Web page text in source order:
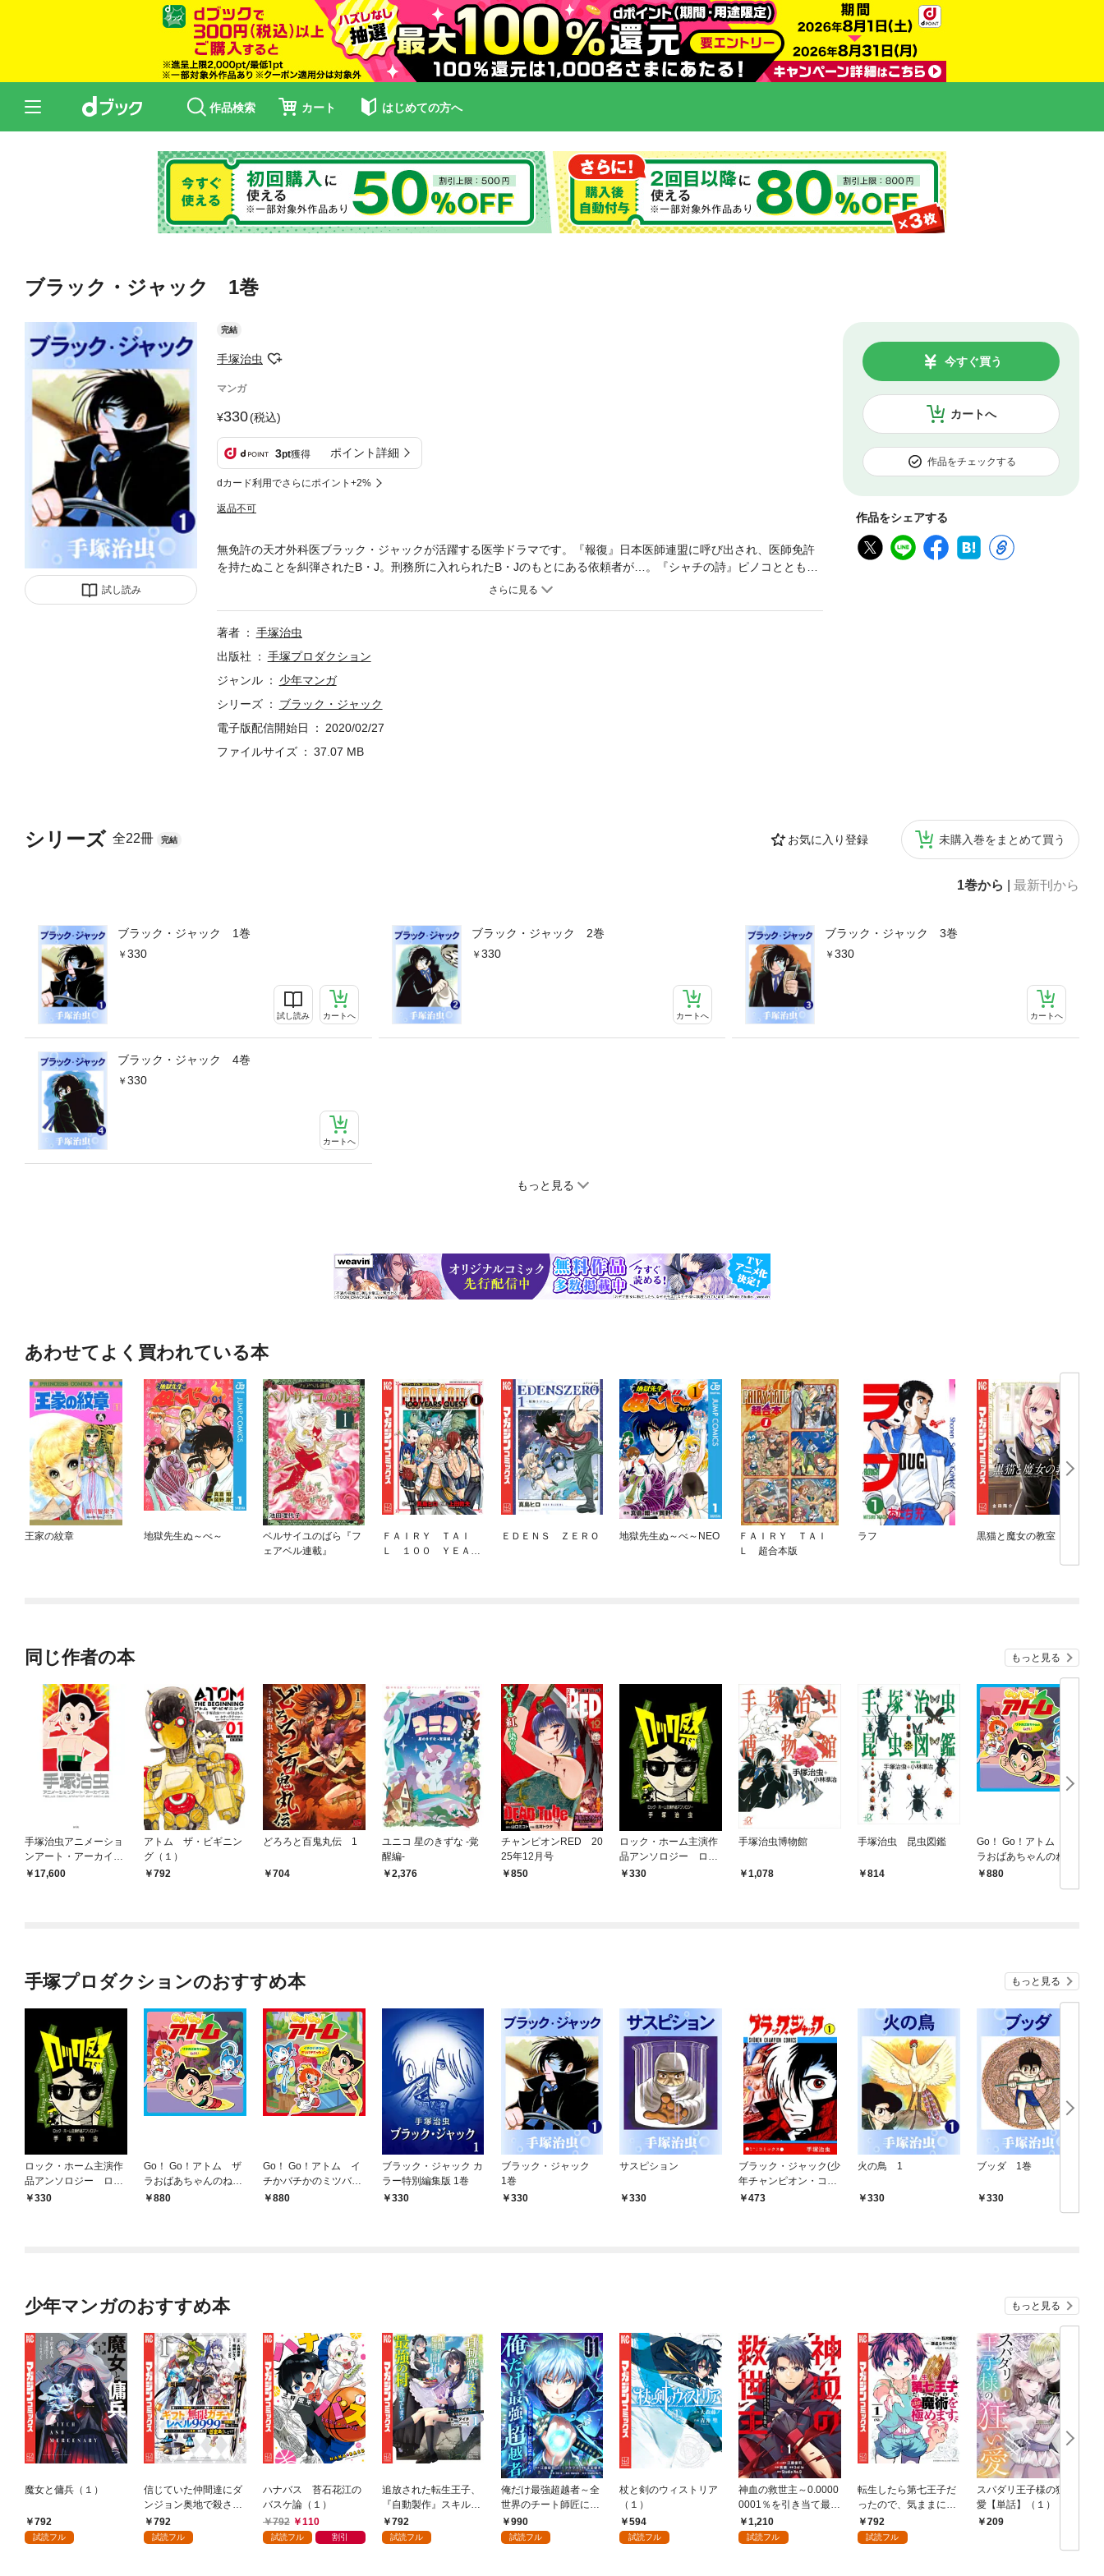
作品検索 カート はじめての方へ
ブラック・ジャック 1巻
試し読み
完結
手塚治虫
マンガ
330(税込)
3pt獲得 ポイント詳細
dカード利用でさらにポイント+2%
返品不可
カートへ
今すぐ買う
作品をチェックする
作品をシェアする
シリーズ 全22冊 完結 お気に入り登録 未購入巻をまとめて買う
1巻から 最新刊から
ブラック・ジャック 1巻
330
試し読み カートへ
ブラック・ジャック 2巻
330
カートへ
ブラック・ジャック 3巻
330
カートへ
ブラック・ジャック 4巻
330
カートへ
もっと見る
無免許の天才外科医ブラック・ジャックが活躍する医学ドラマです。『報復』日本医師連盟に呼び出され、医師免許
を持たぬことを糾弾されたB・J。刑務所に入れられたB・Jのもとにある依頼者が…。『シャチの詩』ピノコとともに
海辺を訪れたB・Jは、5年前のある悲劇を語りはじめ… 他、9話を収録。
著者
手塚治虫
出版社
手塚プロダクション
ジャンル
少年マンガ
シリーズ
ブラック・ジャック
電子版配信開始日
2020/02/27
ファイルサイズ
37.07 MB
あわせてよく買われている本
王家の紋章 地獄先生ぬ～べ～
ベルサイユのばら『フ
ェアベル連載』
ＦＡＩＲＹ ＴＡＩ
Ｌ １００ ＹＥＡＲ
ＥＤＥＮＳ ＺＥＲＯ 地獄先生ぬ～べ～NEO
ＦＡＩＲＹ ＴＡＩ
Ｌ 超合本版
ラフ 黒猫と魔女の教室
同じ作者の本 もっと見る
手塚治虫アニメーショ
ンアート・アーカイブ
ス17,600
アトム ザ・ビギニン
グ（１）
792
どろろと百鬼丸伝 1
704
ユニコ 星のきずな -覚
醒編-
2,376
チャンピオンRED 20
25年12月号
850
ロック・ホーム主演作
品アンソロジー ロッ
ク祭（フェスティバ
330
手塚治虫博物館
1,078
手塚治虫 昆虫図鑑
814
Go！ Go！アトム ザ
ラおばあちゃんのねが
い880
手塚プロダクションのおすすめ本 もっと見る
ロック・ホーム主演作
品アンソロジー ロッ
ク祭（フェスティバ
330
Go！ Go！アトム ザ
ラおばあちゃんのねが
い880
Go！ Go！アトム イ
チかバチかのミツバチ
ミッション
880
ブラック・ジャック カ
ラー特別編集版 1巻
330
ブラック・ジャック
1巻
330
サスピション
330
ブラック・ジャック(少
年チャンピオン・コミ
ックス) 1
473
火の鳥 1
330
ブッダ 1巻
330
少年マンガのおすすめ本 もっと見る
魔女と傭兵（１）
792
試読フル
信じていた仲間達にダ
ンジョン奥地で殺され
かけたがギフト『無限
ガチャ』でレベル９９
792
試読フル
ハナバス 苔石花江の
バスケ論（１）
792
110
試読フル 割引
追放された転生王子、
『自動製作』スキルで
領地を爆速で開拓し最
強の村を作ってしまう
792
試読フル
俺だけ最強超越者～全
世界のチート師匠に認
められた～【単行本】
（１）
990
試読フル
杖と剣のウィストリア
（１）
594
試読フル
神血の救世主～0.0000
0001％を引き当て最強
へ～【電子書籍特典
付】（１）
1,210
試読フル
転生したら第七王子だ
ったので、気ままに魔
術を極めます（１）
792
試読フル
スパダリ王子様の狂い
愛【単話】（１）
209